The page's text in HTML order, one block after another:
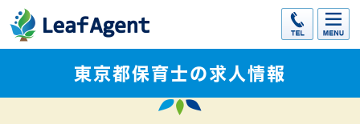
東京都保育士の求人情報